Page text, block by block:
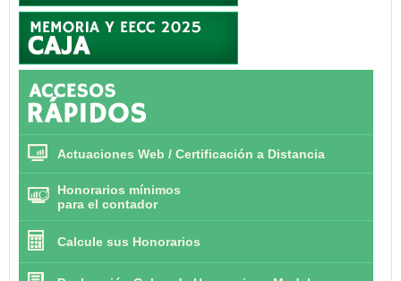
Actuaciones Web / Certificación a Distancia
Honorarios mínimos
para el contador
Calcule sus Honorarios